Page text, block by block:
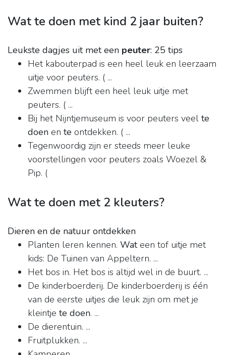
Wat te doen met kind 2 jaar buiten?
Leukste dagjes uit met een peuter: 25 tips
Het kabouterpad is een heel leuk en leerzaam
uitje voor peuters. ( ...
Zwemmen blijft een heel leuk uitje met
peuters. ( ...
Bij het Nijntjemuseum is voor peuters veel te
doen en te ontdekken. ( ...
Tegenwoordig zijn er steeds meer leuke
voorstellingen voor peuters zoals Woezel &
Pip. (
Wat te doen met 2 kleuters?
Dieren en de natuur ontdekken
Planten leren kennen. Wateen tof uitje met
kids: De Tuinen van Appeltern. ...
Het bos in. Het bos is altijd wel in de buurt. ...
De kinderboerderij. De kinderboerderij is één
van de eerste uitjes die leuk zijn om met je
kleintje te doen. ...
De dierentuin. ...
Fruitplukken. ...